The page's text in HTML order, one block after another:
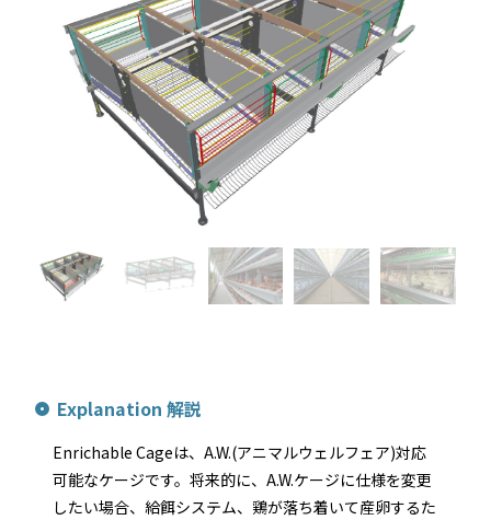
Explanation 解説
Enrichable Cageは、A.W.(アニマルウェルフェア)対応
可能なケージです。将来的に、A.W.ケージに仕様を変更
したい場合、給餌システム、鶏が落ち着いて産卵するた